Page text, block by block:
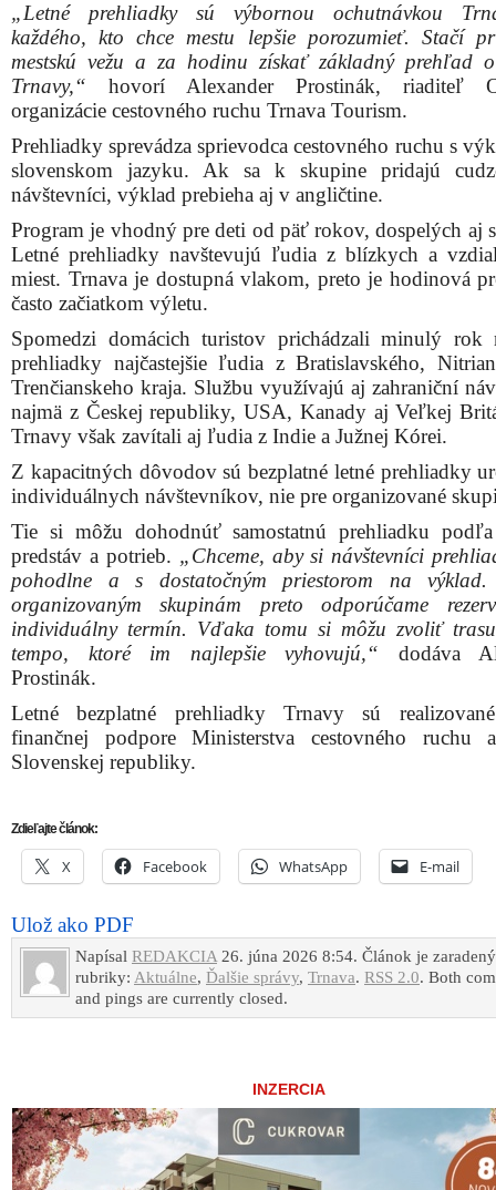
„Letné prehliadky sú výbornou ochutnávkou
každého, kto chce mestu lepšie porozumieť. Stačí
mestskú vežu a za hodinu získať základný prehľad
Trnavy,“ hovorí Alexander Prostinák, riaditeľ
organizácie cestovného ruchu Trnava Tourism.
Prehliadky sprevádza sprievodca cestovného ruchu s
slovenskom jazyku. Ak sa k skupine pridajú
návštevníci, výklad prebieha aj v angličtine.
Program je vhodný pre deti od päť rokov, dospelých aj
Letné prehliadky navštevujú ľudia z blízkych a
miest. Trnava je dostupná vlakom, preto je hodinová
často začiatkom výletu.
Spomedzi domácich turistov prichádzali minulý rok
prehliadky najčastejšie ľudia z Bratislavského,
Trenčianskeho kraja. Službu využívajú aj zahraniční
najmä z Českej republiky, USA, Kanady aj Veľkej
Trnavy však zavítali aj ľudia z Indie a Južnej Kórei.
Z kapacitných dôvodov sú bezplatné letné prehliadky
individuálnych návštevníkov, nie pre organizované
Tie si môžu dohodnúť samostatnú prehliadku
predstáv a potrieb. „Chceme, aby si návštevníci
pohodlne a s dostatočným priestorom na výklad.
organizovaným skupinám preto odporúčame
individuálny termín. Vďaka tomu si môžu zvoliť
tempo, ktoré im najlepšie vyhovujú,“ dodáva
Prostinák.
Letné bezplatné prehliadky Trnavy sú
finančnej podpore Ministerstva cestovného ruchu
Slovenskej republiky.
Zdieľajte článok:
X Facebook WhatsApp E-mail
Ulož ako PDF
Napísal REDAKCIA 26. júna 2026 8:54. Článok je
rubriky: Aktuálne, Ďalšie správy, Trnava. RSS 2.0. Both
and pings are currently closed.
INZERCIA